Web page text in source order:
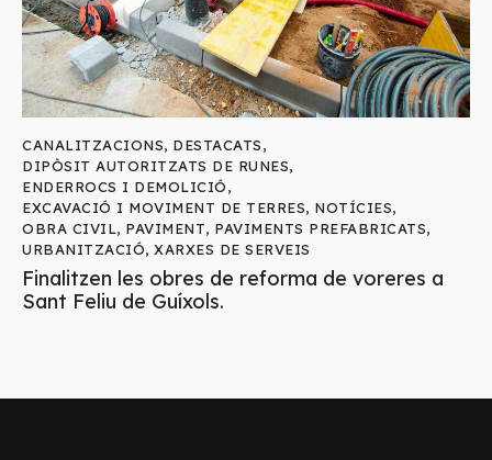
CANALITZACIONS, DESTACATS,
DIPÒSIT AUTORITZATS DE RUNES,
ENDERROCS I DEMOLICIÓ,
EXCAVACIÓ I MOVIMENT DE TERRES, NOTÍCIES,
OBRA CIVIL, PAVIMENT, PAVIMENTS PREFABRICATS,
URBANITZACIÓ, XARXES DE SERVEIS
Finalitzen les obres de reforma de voreres a
Sant Feliu de Guíxols.